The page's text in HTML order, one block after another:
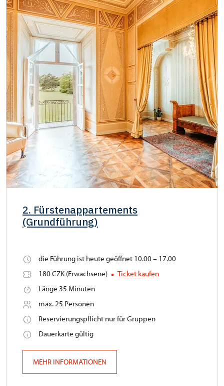
2. Fürstenappartements
(Grundführung)
die Führung ist heute geöffnet 10.00 – 17.00
180 CZK (Erwachsene)
Ticket kaufen
Länge 35 Minuten
max. 25 Personen
Reservierungspflicht nur für Gruppen
Dauerkarte gültig
MEHR INFORMATIONEN